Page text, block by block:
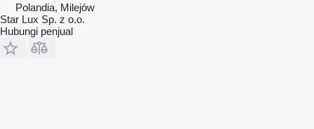
Polandia, Milejów
Star Lux Sp. z o.o.
Hubungi penjual